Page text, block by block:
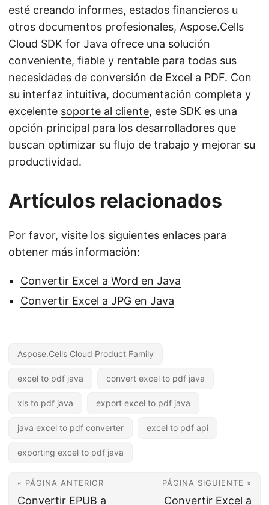
esté creando informes, estados financieros u
otros documentos profesionales, Aspose.Cells
Cloud SDK for Java ofrece una solución
conveniente, fiable y rentable para todas sus
necesidades de conversión de Excel a PDF. Con
su interfaz intuitiva, documentación completa y
excelente soporte al cliente, este SDK es una
opción principal para los desarrolladores que
buscan optimizar su flujo de trabajo y mejorar su
productividad.
Artículos relacionados
Por favor, visite los siguientes enlaces para
obtener más información:
Convertir Excel a Word en Java
Convertir Excel a JPG en Java
Aspose.Cells Cloud Product Family
excel to pdf java convert excel to pdf java
xls to pdf java export excel to pdf java
java excel to pdf converter excel to pdf api
exporting excel to pdf java
« PÁGINA ANTERIOR
Convertir EPUB a
PÁGINA SIGUIENTE »
Convertir Excel a